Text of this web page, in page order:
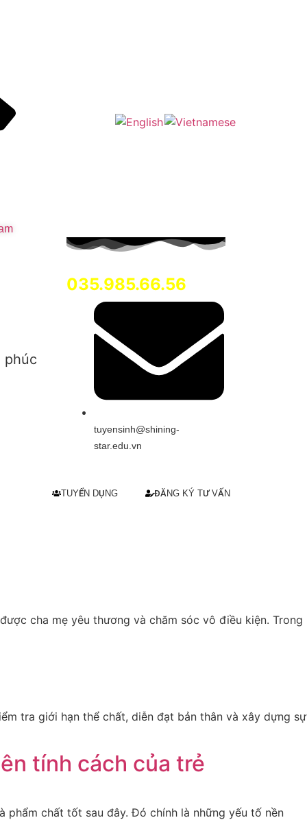
phúc
035.985.66.56
tuyensinh@shining-
star.edu.vn
ĐĂNG KÝ TƯ VẤN
TUYỂN DỤNG
cha mẹ yêu thương và chăm sóc vô điều kiện. Trong
tra giới hạn thể chất, diễn đạt bản thân và xây dựng sự
tính cách của trẻ
chất tốt sau đây. Đó chính là những yếu tố nền